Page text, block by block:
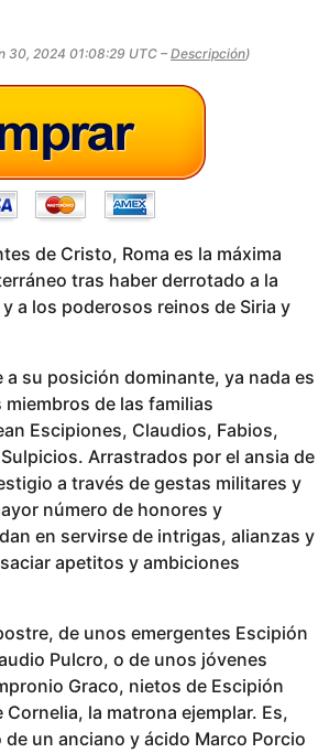
30, 2024 01:08:29 UTC – Descripción)
de Cristo, Roma es la máxima
tras haber derrotado a la
a los poderosos reinos de Siria y
a su posición dominante, ya nada es
de las familias
Escipiones, Claudios, Fabios,
Arrastrados por el ansia de
a través de gestas militares y
número de honores y
en servirse de intrigas, alianzas y
apetitos y ambiciones
de unos emergentes Escipión
Pulcro, o de unos jóvenes
Graco, nietos de Escipión
la matrona ejemplar. Es,
un anciano y ácido Marco Porcio